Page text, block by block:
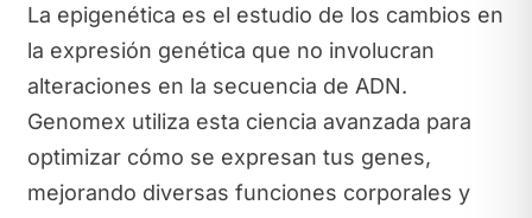
La epigenética es el estudio de los cambios en
la expresión genética que no involucran
alteraciones en la secuencia de ADN.
Genomex utiliza esta ciencia avanzada para
optimizar cómo se expresan tus genes,
mejorando diversas funciones corporales y